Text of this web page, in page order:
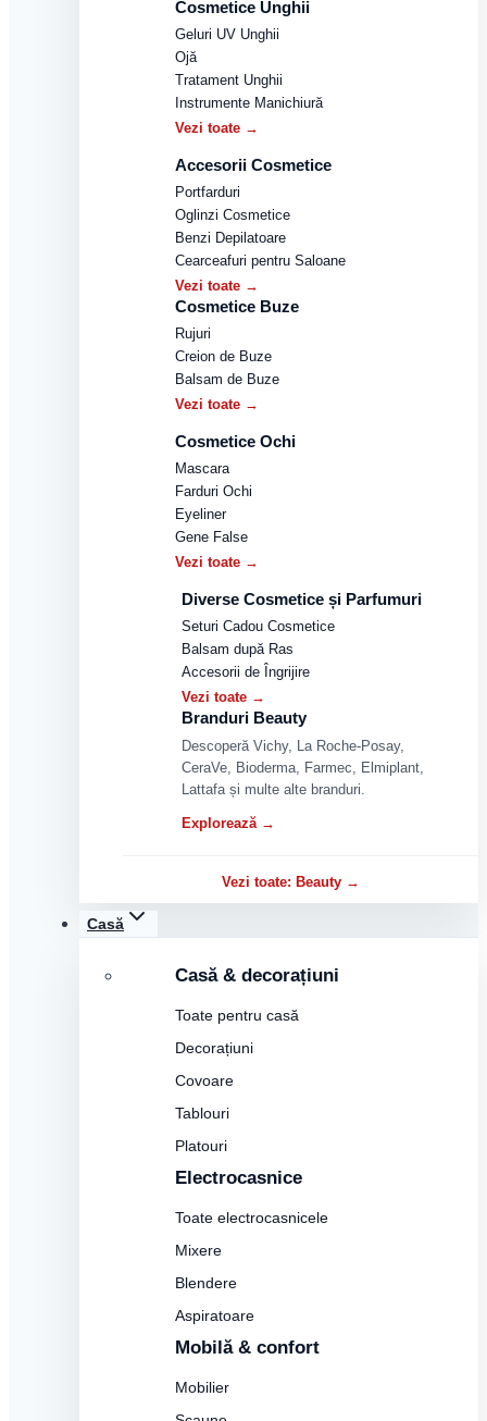
Cosmetice Unghii
Geluri UV Unghii
Ojă
Tratament Unghii
Instrumente Manichiură
Vezi toate →
Accesorii Cosmetice
Portfarduri
Oglinzi Cosmetice
Benzi Depilatoare
Cearceafuri pentru Saloane
Vezi toate →
Cosmetice Buze
Rujuri
Creion de Buze
Balsam de Buze
Vezi toate →
Cosmetice Ochi
Mascara
Farduri Ochi
Eyeliner
Gene False
Vezi toate →
Diverse Cosmetice și Parfumuri
Seturi Cadou Cosmetice
Balsam după Ras
Accesorii de Îngrijire
Vezi toate →
Branduri Beauty
Descoperă Vichy, La Roche-Posay,
CeraVe, Bioderma, Farmec, Elmiplant,
Lattafa și multe alte branduri.
Explorează →
Vezi toate: Beauty →
Casă
Casă & decorațiuni
Toate pentru casă
Decorațiuni
Covoare
Tablouri
Platouri
Electrocasnice
Toate electrocasnicele
Mixere
Blendere
Aspiratoare
Mobilă & confort
Mobilier